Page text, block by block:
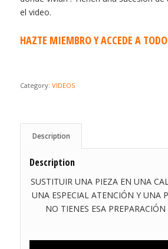
el video.
HAZTE MIEMBRO Y ACCEDE A
Category: VIDEOS
Description
Description
SUSTITUIR UNA PIEZA EN UNA
UNA ESPECIAL ATENCIÓN Y UNA
NO TIENES ESA